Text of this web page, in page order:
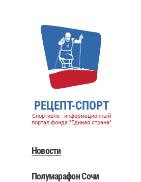
РЕЦЕПТ-СПОРТ
Спортивно - информационный
портал фонда "Единая страна"
Новости
Полумарафон Сочи